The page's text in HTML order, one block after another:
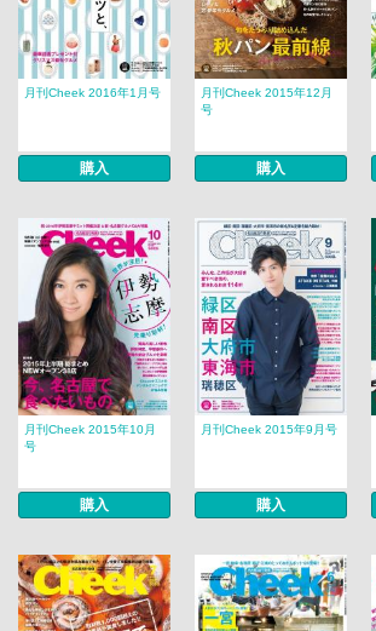
月刊Cheek 2016年1月号
購入
月刊Cheek 2015年12月
号
購入
月刊Cheek 2015年10月
号
購入
月刊Cheek 2015年9月号
購入